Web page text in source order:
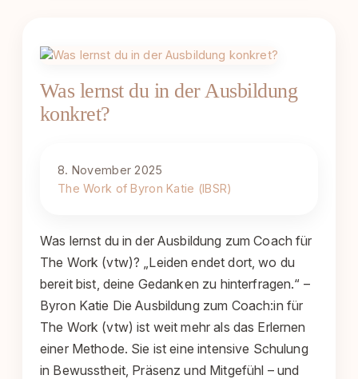
Was lernst du in der Ausbildung
konkret?
8. November 2025
The Work of Byron Katie (IBSR)
Was lernst du in der Ausbildung zum Coach für
The Work (vtw)? „Leiden endet dort, wo du
bereit bist, deine Gedanken zu hinterfragen.“ –
Byron Katie Die Ausbildung zum Coach:in für
The Work (vtw) ist weit mehr als das Erlernen
einer Methode. Sie ist eine intensive Schulung
in Bewusstheit, Präsenz und Mitgefühl – und